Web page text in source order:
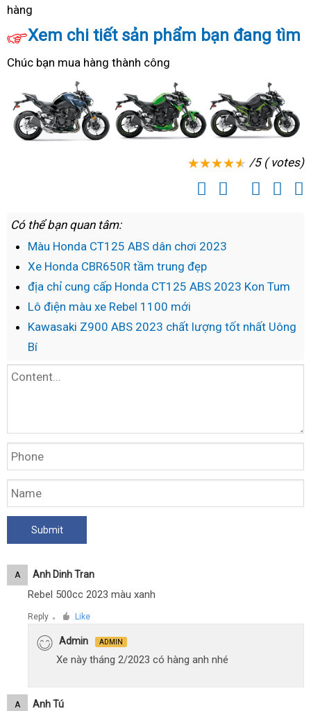
nào?
ABS
Thái
Lan
xe
chính
ngạch
Kawasaki
Z900
ABS
hàng
đẵng
VIP
Xem chi tiết sản phẩm bạn đang tìm
Chúc bạn mua hàng thành công
/5 ( votes)
Có thể bạn quan tâm:
Màu Honda CT125 ABS dân chơi 2023
Xe Honda CBR650R tầm trung đẹp
địa chỉ cung cấp Honda CT125 ABS 2023 Kon Tum
Lô điện màu xe Rebel 1100 mới
Kawasaki Z900 ABS 2023 chất lượng tốt nhất Uông
Bí
A Anh Dinh Tran
Rebel 500cc 2023 màu xanh
Reply ● Like
Admin ADMIN
Xe này tháng 2/2023 có hàng anh nhé
A Anh Tú